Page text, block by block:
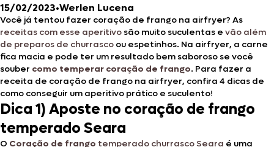
15/02/2023•Werlen Lucena
Você já tentou fazer coração de frango na airfryer? As
receitas com esse aperitivo são muito suculentas e vão além
de preparos de churrasco ou espetinhos. Na airfryer, a carne
fica macia e pode ter um resultado bem saboroso se você
souber como temperar coração de frango. Para fazer a
receita de coração de frango na airfryer, confira 4 dicas de
como conseguir um aperitivo prático e suculento!
Dica 1) Aposte no coração de frango
temperado Seara
O Coração de frango temperado churrasco Seara é uma